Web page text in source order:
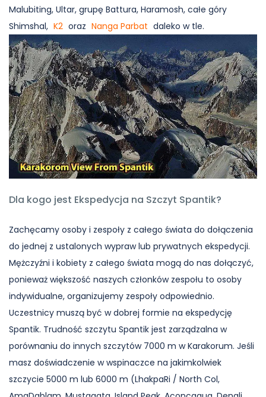
Malubiting, Ultar, grupę Battura, Haramosh, całe góry
Shimshal, K2 oraz Nanga Parbat daleko w tle.
Dla kogo jest Ekspedycja na Szczyt Spantik?
Zachęcamy osoby i zespoły z całego świata do dołączenia
do jednej z ustalonych wypraw lub prywatnych ekspedycji.
Mężczyźni i kobiety z całego świata mogą do nas dołączyć,
ponieważ większość naszych członków zespołu to osoby
indywidualne, organizujemy zespoły odpowiednio.
Uczestnicy muszą być w dobrej formie na ekspedycję
Spantik. Trudność szczytu Spantik jest zarządzalna w
porównaniu do innych szczytów 7000 m w Karakorum. Jeśli
masz doświadczenie w wspinaczce na jakimkolwiek
szczycie 5000 m lub 6000 m (LhakpaRi / North Col,